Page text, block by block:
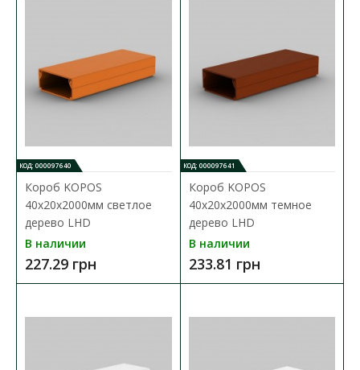
Короб АСКО напольный 35х10х2000
Доступность:
КОД: 000097640
Короб KOPOS
40х20х2000мм светлое
дерево LHD
В наличии
227.29 грн
КОД: 000097641
Короб KOPOS
40х20х2000мм темное
дерево LHD
В наличии
233.81 грн